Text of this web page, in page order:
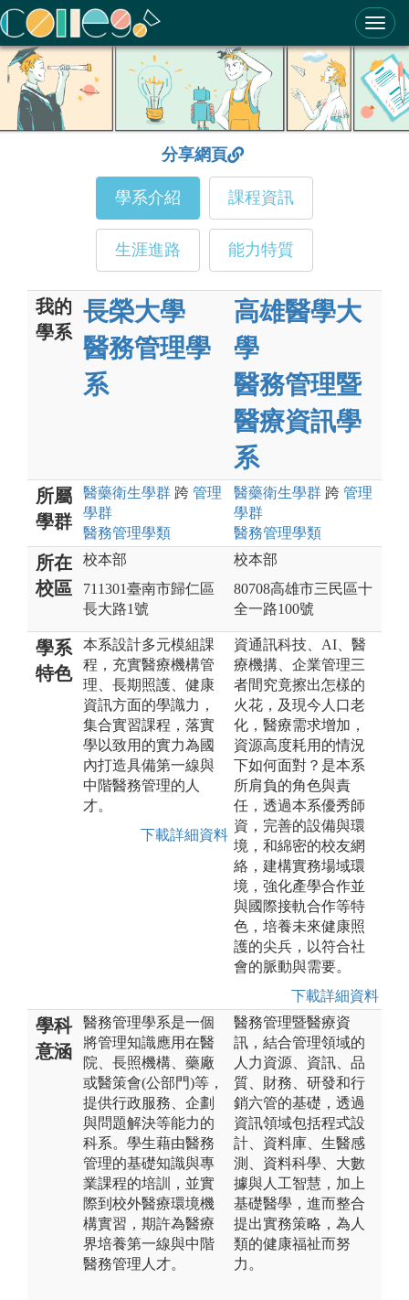
ColleGo! 大學選才與高中育才輔助系統
分享網頁
學系介紹 課程資訊
生涯進路 能力特質
我的
學系
長榮大學
醫務管理學
系
高雄醫學大
學
醫務管理暨
醫療資訊學
系
所屬
學群
醫藥衛生學群 跨 管理
學群
醫務管理學類
醫藥衛生學群 跨 管理
學群
醫務管理學類
所在
校區
校本部
711301臺南市歸仁區
長大路1號
校本部
80708高雄市三民區十
全一路100號
學系
特色
本系設計多元模組課
程，充實醫療機構管
理、長期照護、健康
資訊方面的學識力，
集合實習課程，落實
學以致用的實力為國
內打造具備第一線與
中階醫務管理的人
才。
下載詳細資料
資通訊科技、AI、醫
療機搆、企業管理三
者間究竟擦出怎樣的
火花，及現今人口老
化，醫療需求增加，
資源高度耗用的情況
下如何面對？是本系
所肩負的角色與責
任，透過本系優秀師
資，完善的設備與環
境，和綿密的校友網
絡，建構實務場域環
境，強化產學合作並
與國際接軌合作等特
色，培養未來健康照
護的尖兵，以符合社
會的脈動與需要。
下載詳細資料
學科
意涵
醫務管理學系是一個
將管理知識應用在醫
院、長照機構、藥廠
或醫策會(公部門)等，
提供行政服務、企劃
與問題解決等能力的
科系。學生藉由醫務
管理的基礎知識與專
業課程的培訓，並實
際到校外醫療環境機
構實習，期許為醫療
界培養第一線與中階
醫務管理人才。
醫務管理暨醫療資
訊，結合管理領域的
人力資源、資訊、品
質、財務、研發和行
銷六管的基礎，透過
資訊領域包括程式設
計、資料庫、生醫感
測、資料科學、大數
據與人工智慧，加上
基礎醫學，進而整合
提出實務策略，為人
類的健康福祉而努
力。